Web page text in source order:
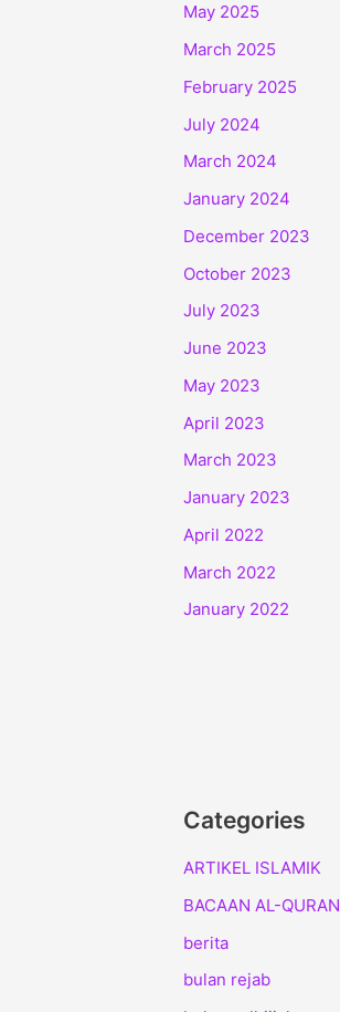
May 2025
March 2025
February 2025
July 2024
March 2024
January 2024
December 2023
October 2023
July 2023
June 2023
May 2023
April 2023
March 2023
January 2023
April 2022
March 2022
January 2022
Categories
ARTIKEL ISLAMIK
BACAAN AL-QURAN
berita
bulan rejab